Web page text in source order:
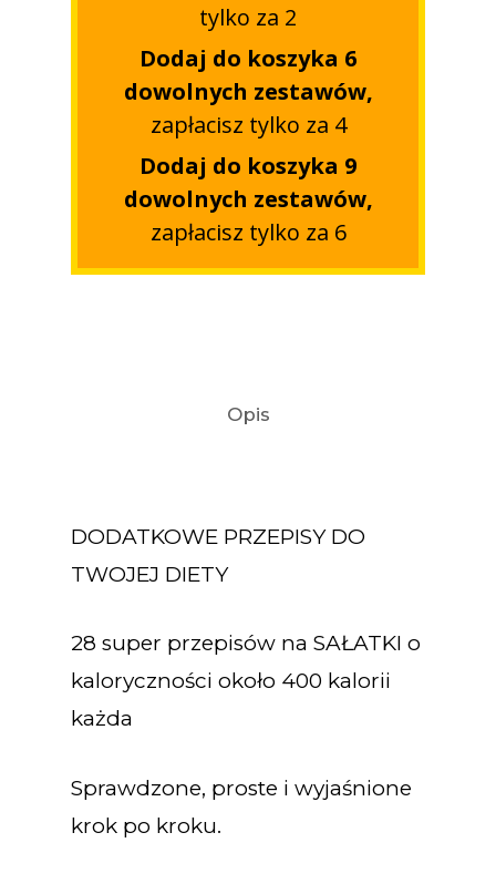
tylko za 2
Dodaj do koszyka 6
dowolnych zestawów,
zapłacisz tylko za 4
Dodaj do koszyka 9
dowolnych zestawów,
zapłacisz tylko za 6
Opis
DODATKOWE PRZEPISY DO
TWOJEJ DIETY
28 super przepisów na SAŁATKI o
kaloryczności około 400 kalorii
każda
Sprawdzone, proste i wyjaśnione
krok po kroku.